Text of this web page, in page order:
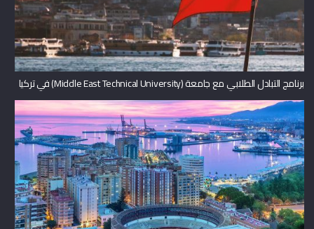
برنامج التبادل الطلابي مع جامعة (Middle East Technical University) في تركيا